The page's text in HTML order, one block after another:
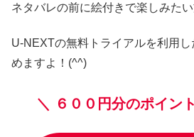
ネタバレの前に絵付きで楽しみたい
U-NEXTの無料トライアルを利用
めますよ！(^^)
＼ ６００円分のポイン